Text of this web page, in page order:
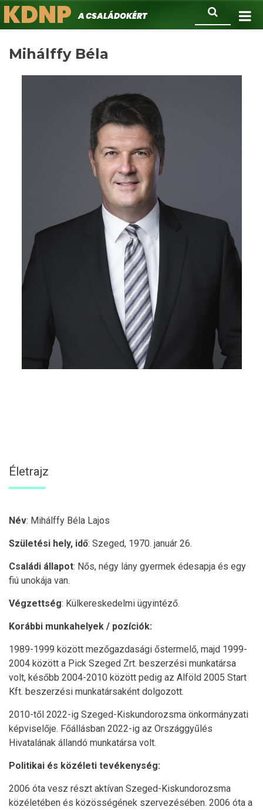
Ugrás
a
Keresés
KDNPA családokért.
Mihálffy Béla
Életrajz
Név: Mihálffy Béla Lajos
Születési hely, idő: Szeged, 1970. január 26.
Családi állapot: Nős, négy lány gyermek édesapja és egy
fiú unokája van.
Végzettség: Külkereskedelmi ügyintéző.
Korábbi munkahelyek / pozíciók:
1989-1999 között mezőgazdasági őstermelő, majd 1999-
2004 között a Pick Szeged Zrt. beszerzési munkatársa
volt, később 2004-2010 között pedig az Alföld 2005 Start
Kft. beszerzési munkatársaként dolgozott.
2010-től 2022-ig Szeged-Kiskundorozsma önkormányzati
képviselője. Főállásban 2022-ig az Országgyűlés
Hivatalának állandó munkatársa volt.
Politikai és közéleti tevékenység:
2006 óta vesz részt aktívan Szeged-Kiskundorozsma
közéletében és közösségének szervezésében. 2006 óta a